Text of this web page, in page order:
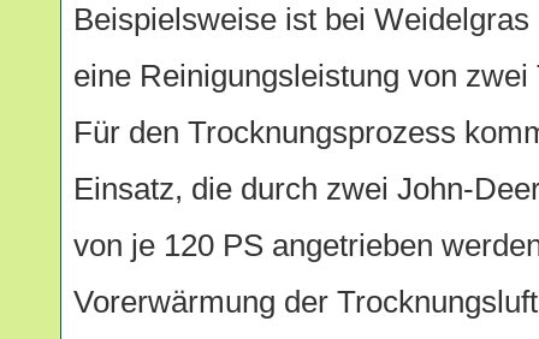
Beispielsweise ist bei
eine Reinigungsleistung von
Für den Trocknungsprozess
Einsatz, die durch zwei John-
von je 120 PS angetrieben
Vorerwärmung der